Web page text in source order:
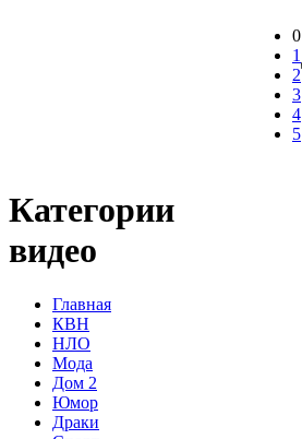
Категории
видео
Главная
КВН
НЛО
Мода
Дом 2
Юмор
Драки
0
1
2
3
4
5